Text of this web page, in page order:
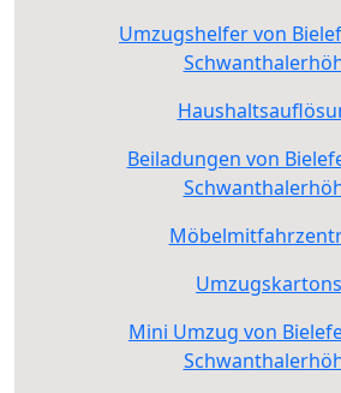
Umzugshelfer von
Beiladungen von
Umzugskartons
Mini Umzug von